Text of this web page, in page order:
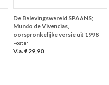
De Belevingswereld SPAANS;
Mundo de Vivencias,
oorspronkelijke versie uit 1998
Poster
V.a. € 29,90